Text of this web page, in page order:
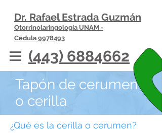
Dr. Rafael Estrada Guzmán
Otorrinolaringología UNAM -
Cédula 9978493
(443) 6884662
Tapón de cerumen
o cerilla
¿Qué es la cerilla o cerumen?